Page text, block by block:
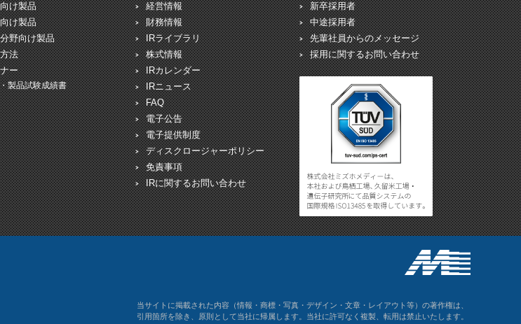
け製品
け製品
野向け製品
法
ー
製品試験成績書
経営情報
財務情報
IRライブラリ
株式情報
IRカレンダー
IRニュース
FAQ
電子公告
電子提供制度
ディスクロージャーポリシー
免責事項
IRに関するお問い合わせ
新卒採用者
中途採用者
先輩社員からのメッセージ
採用に関するお問い合わせ
当サイトに掲載された内容（情報・商標・写真・デザイン・文章・レイアウト等）の著作権は、
引用箇所を除き、原則として当社に帰属します。当社に許可なく複製、転用は禁止いたします。